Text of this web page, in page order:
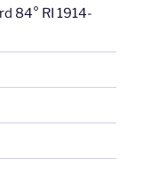
84° RI 1914-